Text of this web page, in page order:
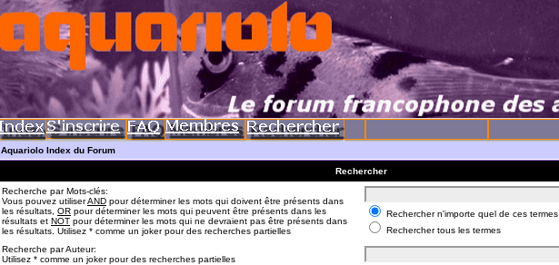
Aquariolo Index du Forum
Rechercher
Recherche par Mots-clés:
Vous pouvez utiliserAND pour déterminer les mots qui doivent être présents dans
les résultats, OR pour déterminer les mots qui peuvent être présents dans les
résultats et NOT pour déterminer les mots qui ne devraient pas être présents dans
les résultats. Utilisez * comme un joker pour des recherches partielles
Rechercher n'importe quel de ces termes
Rechercher tous les termes
Recherche par Auteur:
Utilisez * comme un joker pour des recherches partielles